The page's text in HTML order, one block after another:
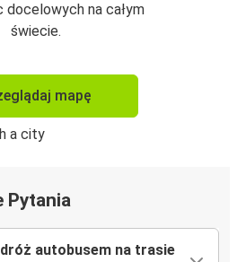
docelowych na całym
świecie.
mapę
Pytania
autobusem na trasie